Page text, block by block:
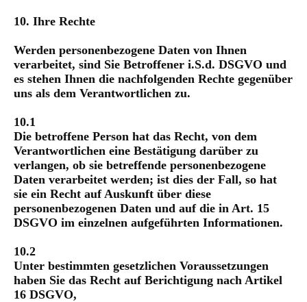
10. Ihre Rechte
Werden personenbezogene Daten von Ihnen
verarbeitet, sind Sie Betroffener i.S.d. DSGVO und
es stehen Ihnen die nachfolgenden Rechte gegenüber
uns als dem Verantwortlichen zu.
10.1
Die betroffene Person hat das Recht, von dem
Verantwortlichen eine Bestätigung darüber zu
verlangen, ob sie betreffende personenbezogene
Daten verarbeitet werden; ist dies der Fall, so hat
sie ein Recht auf Auskunft über diese
personenbezogenen Daten und auf die in Art. 15
DSGVO im einzelnen aufgeführten Informationen.
10.2
Unter bestimmten gesetzlichen Voraussetzungen
haben Sie das Recht auf Berichtigung nach Artikel
16 DSGVO,